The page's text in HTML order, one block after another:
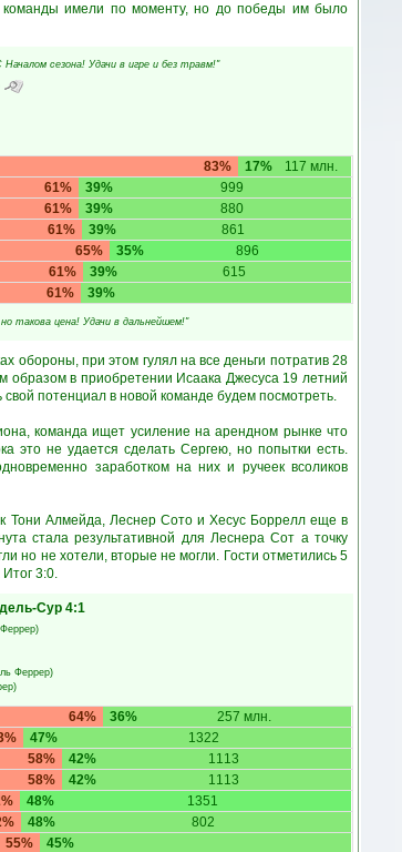
команды имели по моменту, но до победы им было
сезона! Удачи в игре и без травм!"
83% 17% 117 млн.
61% 39% 999
61% 39% 880
61% 39% 861
65% 35% 896
61% 39% 615
61% 39%
такова цена! Удачи в дальнейшем!"
обороны, при этом гулял на все деньги потратив 28
образом в приобретении Исаака Джесуса 19 летний
потенциал в новой команде будем посмотреть.
команда ищет усиление на арендном рынке что
это не удается сделать Сергею, но попытки есть.
заработком на них и ручеек всоликов
Тони Алмейда, Леснер Сото и Хесус Боррелл еще в
стала результативной для Леснера Сот а точку
но не хотели, вторые не могли. Гости отметились 5
3:0.
Сур 4:1
)
Феррер)
)
64% 36% 257 млн.
47% 1322
58% 42% 1113
58% 42% 1113
48% 1351
48% 802
55%
45%